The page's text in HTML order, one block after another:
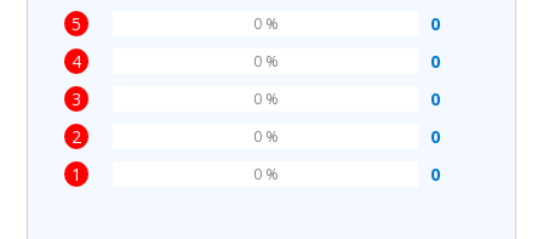
5 0
0 %
4 0
0 %
3 0
0 %
2 0
0 %
1 0
0 %